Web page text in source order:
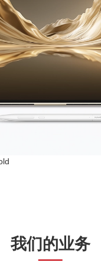
我们的业务